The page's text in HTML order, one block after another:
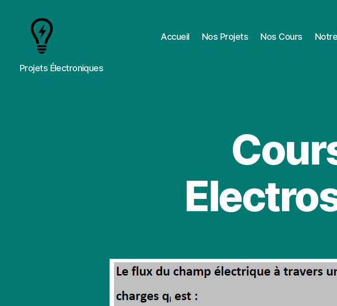
Cours
&
Projets Électroniques
Accueil Nos Projets Nos Cours